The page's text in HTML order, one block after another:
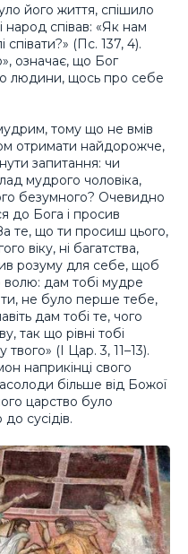
його життя, спішило
народ співав: «Як нам
співати?» (Пс. 137, 4).
означає, що Бог
людини, щось про себе
тому що не вмів
отримати найдорожче,
запитання: чи
мудрого чоловіка,
безумного? Очевидно
до Бога і просив
те, що ти просиш цього,
віку, ні багатства,
розуму для себе, щоб
волю: дам тобі мудре
ти, не було перше тебе,
дам тобі те, чого
так що рівні тобі
(І Цар. 3, 11–13).
наприкінці свого
більше від Божої
царство було
сусідів.